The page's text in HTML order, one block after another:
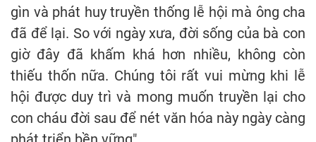
gìn và phát huy truyền thống lễ hội mà ông cha
đã để lại. So với ngày xưa, đời sống của bà con
giờ đây đã khấm khá hơn nhiều, không còn
thiếu thốn nữa. Chúng tôi rất vui mừng khi lễ
hội được duy trì và mong muốn truyền lại cho
con cháu đời sau để nét văn hóa này ngày càng